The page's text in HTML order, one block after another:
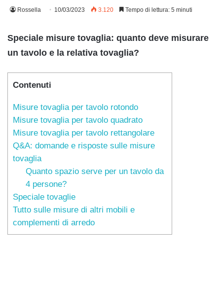
Rossella 10/03/2023 3.120 Tempo di lettura: 5 minuti
Speciale misure tovaglia: quanto deve misurare
un tavolo e la relativa tovaglia?
Contenuti
Misure tovaglia per tavolo rotondo
Misure tovaglia per tavolo quadrato
Misure tovaglia per tavolo rettangolare
Q&A: domande e risposte sulle misure
tovaglia
Quanto spazio serve per un tavolo da
4 persone?
Speciale tovaglie
Tutto sulle misure di altri mobili e
complementi di arredo